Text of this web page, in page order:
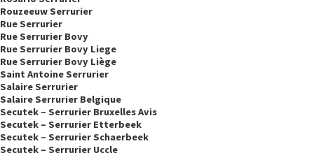
Rouzeeuw Serrurier
Rue Serrurier
Rue Serrurier Bovy
Rue Serrurier Bovy Liege
Rue Serrurier Bovy Liège
Saint Antoine Serrurier
Salaire Serrurier
Salaire Serrurier Belgique
Secutek – Serrurier Bruxelles Avis
Secutek – Serrurier Etterbeek
Secutek – Serrurier Schaerbeek
Secutek – Serrurier Uccle